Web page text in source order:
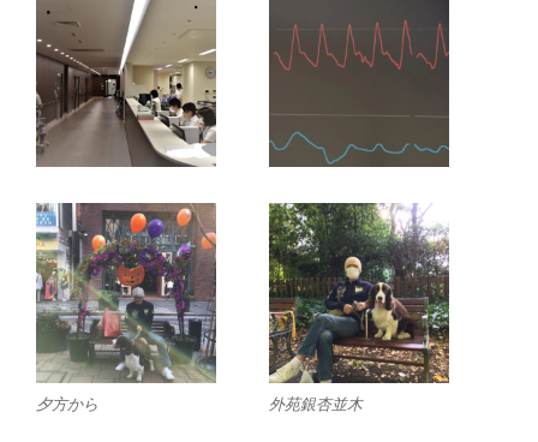
夕方から 外苑銀杏並木